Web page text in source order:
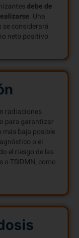
debe de
. Una
considerará
neto positivo
radiaciones
para garantizar
más baja posible
o el
el riesgo de las
TSIDMN, como